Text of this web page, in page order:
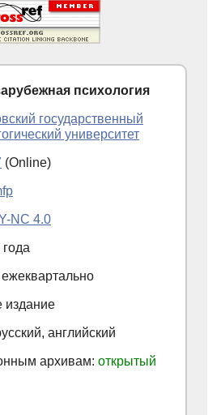
психология
государственный
университет
(Online)
NC 4.0
года
издание
английский
архивам: открытый